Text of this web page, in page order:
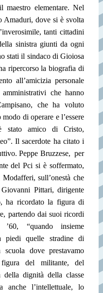
maestro elementare. Nel
Amaduri, dove si è svolta
tanti cittadini
sinistra giunti da ogni
stati il sindaco di Gioiosa
ripercorso la biografia di
all’amicizia personale
che hanno
che ha voluto
di operare e l’essere
stato amico di Cristo,
Il sacerdote ha citato i
Peppe Bruzzese, per
del Pci si è soffermato,
sull’onestà che
Pittari, dirigente
ha ricordato la figura di
partendo dai suoi ricordi
“quando insieme
piedi quelle stradine di
scuola dove prestavamo
del militante, del
della dignità della classe
anche l’intellettuale, lo